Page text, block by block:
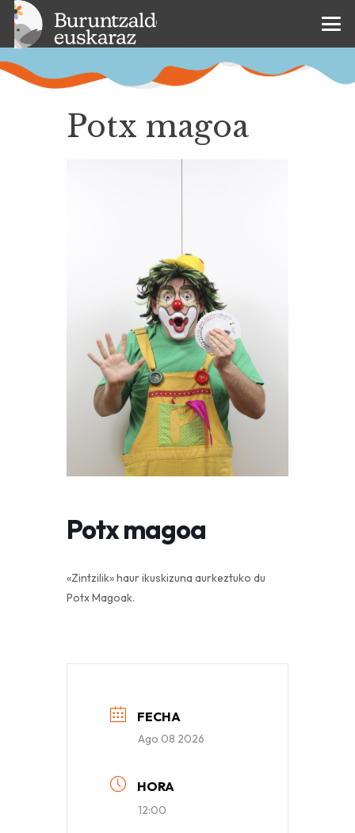
Potx magoa
Potx magoa
«Zintzilik» haur ikuskizuna aurkeztuko du
Potx Magoak.
FECHA
Ago 08 2026
HORA
12:00